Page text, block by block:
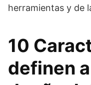
herramientas y de
10
definen